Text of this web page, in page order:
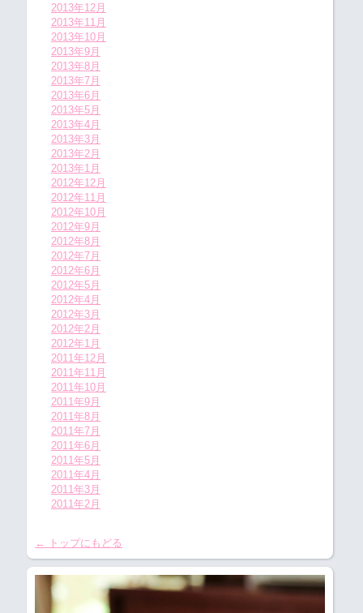
2013年12月
2013年11月
2013年10月
2013年9月
2013年8月
2013年7月
2013年6月
2013年5月
2013年4月
2013年3月
2013年2月
2013年1月
2012年12月
2012年11月
2012年10月
2012年9月
2012年8月
2012年7月
2012年6月
2012年5月
2012年4月
2012年3月
2012年2月
2012年1月
2011年12月
2011年11月
2011年10月
2011年9月
2011年8月
2011年7月
2011年6月
2011年5月
2011年4月
2011年3月
2011年2月
← トップにもどる